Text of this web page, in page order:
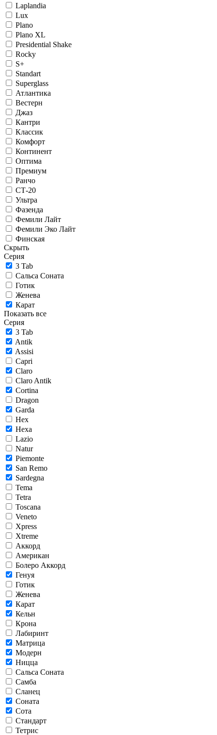
Laplandia
Lux
Plano
Plano XL
Presidential Shake
Rocky
S+
Standart
Superglass
Атлантика
Вестерн
Джаз
Кантри
Классик
Комфорт
Континент
Оптима
Премиум
Ранчо
СТ-20
Ультра
Фазенда
Фемили Лайт
Фемили Эко Лайт
Финская
Скрыть
Серия
3 Tab
Сальса Соната
Готик
Женева
Карат
Показать все
Серия
3 Tab
Antik
Assisi
Capri
Claro
Claro Antik
Cortina
Dragon
Garda
Hex
Hexa
Lazio
Natur
Piemonte
San Remo
Sardegna
Tema
Tetra
Toscana
Veneto
Xpress
Xtreme
Аккорд
Американ
Болеро Аккорд
Генуя
Готик
Женева
Карат
Кельн
Крона
Лабиринт
Матрица
Модерн
Ницца
Сальса Соната
Самба
Сланец
Соната
Сота
Стандарт
Тетрис